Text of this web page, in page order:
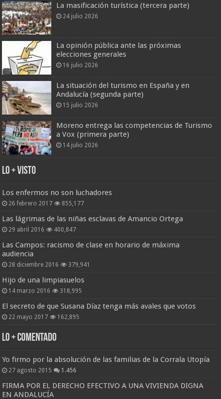
La masificación turística (tercera parte)
24 julio 2026
La opinión pública ante las próximas
elecciones generales
16 julio 2026
La situación del turismo en España y en
Andalucía (segunda parte)
15 julio 2026
Moreno entrega las competencias de Turismo
a Vox (primera parte)
14 julio 2026
Lo + Visto
Los enfermos no son luchadores
26 febrero 2017 855,177
Las lágrimas de las niñas esclavas de Amancio Ortega
29 abril 2016 400,847
Las Campos: racismo de clase en horario de máxima
audiencia
28 diciembre 2016 379,941
Hijo de una limpiasuelos
14 marzo 2016 318,995
El secreto de que Susana Díaz tenga más avales que votos
22 mayo 2017 162,895
Lo + Comentado
Yo firmo por la absolución de las familias de la Corrala Utopía
27 agosto 2015 1.456
FIRMA POR EL DERECHO EFECTIVO A UNA VIVIENDA DIGNA
EN ANDALUCÍA